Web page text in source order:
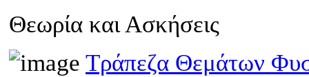
Θεωρία και Ασκήσεις
Τράπεζα Θεμάτων